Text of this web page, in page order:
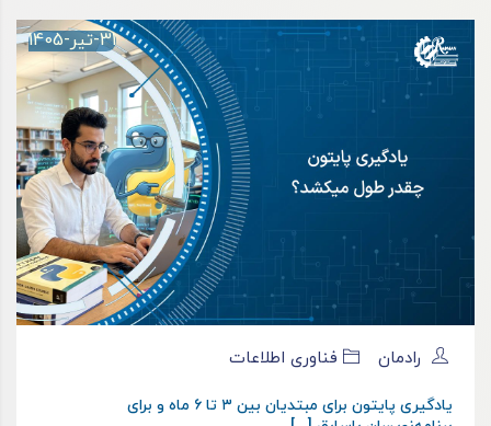
31-تیر-1405
رادمان فناوری اطلاعات
یادگیری پایتون برای مبتدیان بین ۳ تا ۶ ماه و برای